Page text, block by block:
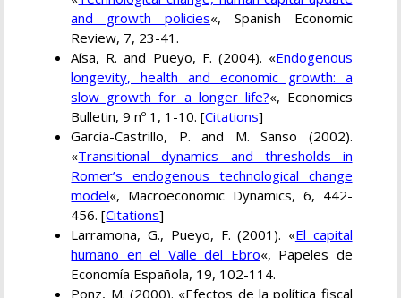
and growth policies«, Spanish Economic
Review, 7, 23-41.
Aísa, R. and Pueyo, F. (2004). «Endogenous
longevity, health and economic growth: a
slow growth for a longer life?«, Economics
Bulletin, 9 nº 1, 1-10. [Citations]
García-Castrillo, P. and M. Sanso (2002).
«Transitional dynamics and thresholds in
Romer’s endogenous technological change
model«, Macroeconomic Dynamics, 6, 442-
456. [Citations]
Larramona, G., Pueyo, F. (2001). «El capital
humano en el Valle del Ebro«, Papeles de
Economía Española, 19, 102-114.
Ponz, M. (2000). «Efectos de la política fiscal